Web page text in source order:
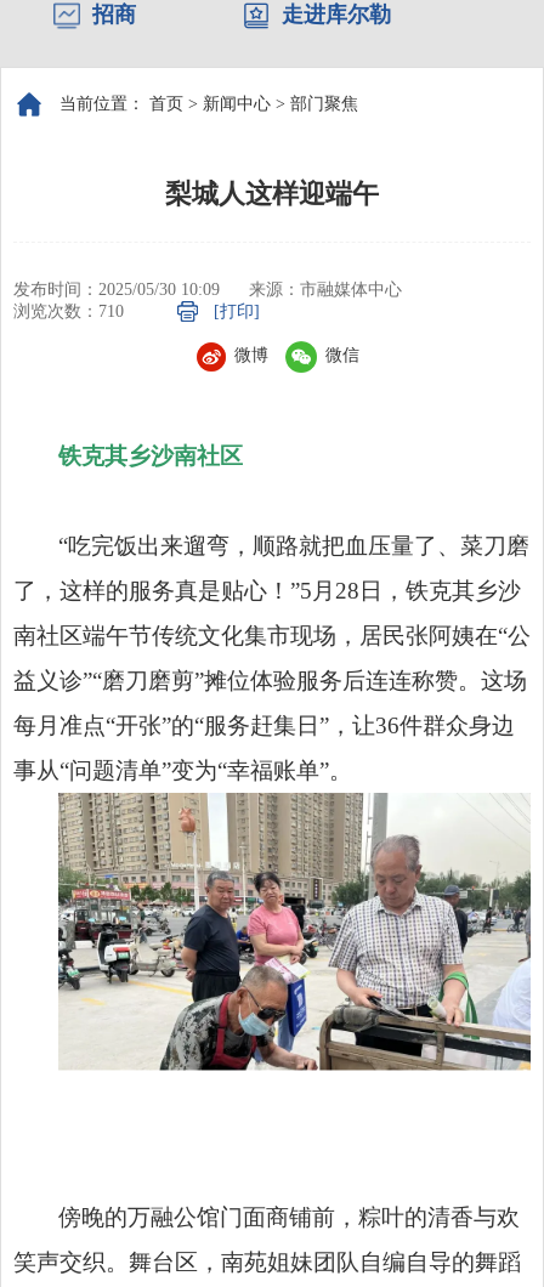
招商 走进库尔勒
当前位置： 首页 > 新闻中心 > 部门聚焦
梨城人这样迎端午
发布时间：2025/05/30 10:09
来源：市融媒体中心
浏览次数： 710 [打印]
微博 微信
铁克其乡沙南社区
“吃完饭出来遛弯，顺路就把血压量了、菜刀磨
了，这样的服务真是贴心！”5月28日，铁克其乡沙
南社区端午节传统文化集市现场，居民张阿姨在“公
益义诊”“磨刀磨剪”摊位体验服务后连连称赞。这场
每月准点“开张”的“服务赶集日”，让36件群众身边
事从“问题清单”变为“幸福账单”。
傍晚的万融公馆门面商铺前，粽叶的清香与欢
笑声交织。舞台区，南苑姐妹团队自编自导的舞蹈